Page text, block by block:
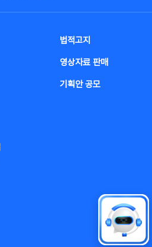
법적고지
영상자료 판매
기획안 공모